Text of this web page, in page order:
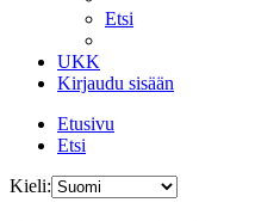
Etsi
UKK
Kirjaudu sisään
Etusivu
Etsi
Kieli: